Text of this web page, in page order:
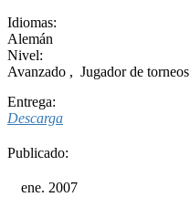
Idiomas:
Alemán
Nivel:
Avanzado , Jugador de torneos
Entrega:
Descarga
Publicado:
ene. 2007